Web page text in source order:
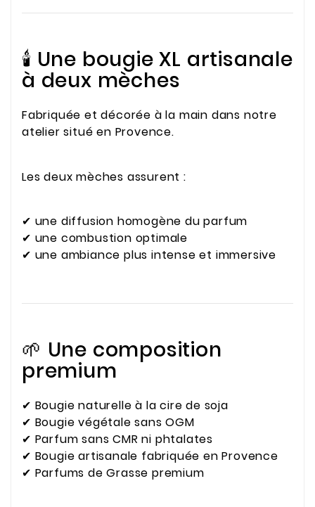
🕯️ Une bougie XL artisanale
à deux mèches
Fabriquée et décorée à la main dans notre
atelier situé en Provence.
Les deux mèches assurent :
✔ une diffusion homogène du parfum
✔ une combustion optimale
✔ une ambiance plus intense et immersive
🌱 Une composition
premium
✔ Bougie naturelle à la cire de soja
✔ Bougie végétale sans OGM
✔ Parfum sans CMR ni phtalates
✔ Bougie artisanale fabriquée en Provence
✔ Parfums de Grasse premium